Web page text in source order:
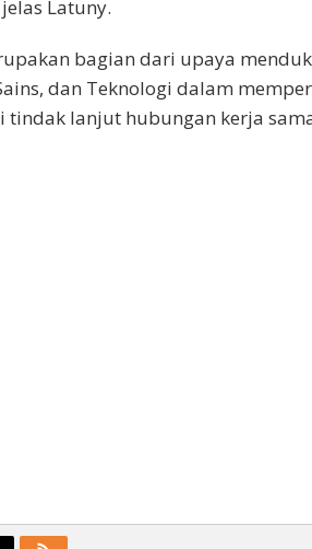
Latuny.
bagian dari upaya
dan Teknologi dalam
lanjut hubungan kerja